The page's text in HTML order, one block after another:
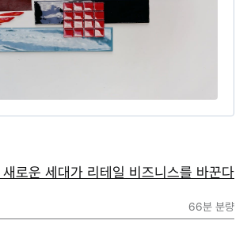
로운 세대가 리테일 비즈니스를 바꾼다
66분 분량